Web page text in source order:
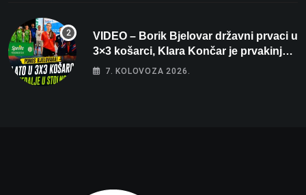
VIDEO – Borik Bjelovar državni prvaci u
3×3 košarci, Klara Končar je prvakinja
Hrvatske u stolnom tenisu!
7. KOLOVOZA 2026.